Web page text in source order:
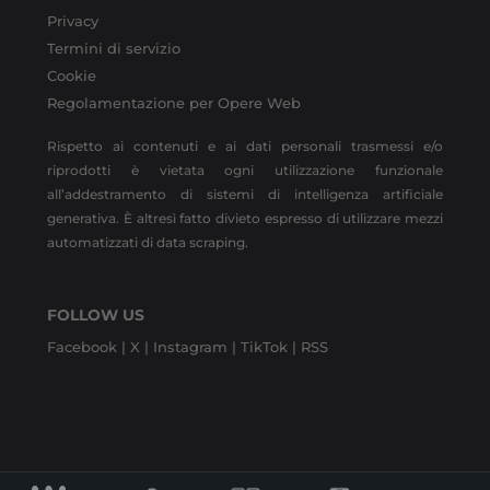
Privacy
Termini di servizio
Cookie
Regolamentazione per Opere Web
Rispetto ai contenuti e ai dati personali trasmessi e/o
riprodotti è vietata ogni utilizzazione funzionale
all’addestramento di sistemi di intelligenza artificiale
generativa. È altresì fatto divieto espresso di utilizzare mezzi
automatizzati di data scraping.
FOLLOW US
Facebook | X | Instagram | TikTok | RSS